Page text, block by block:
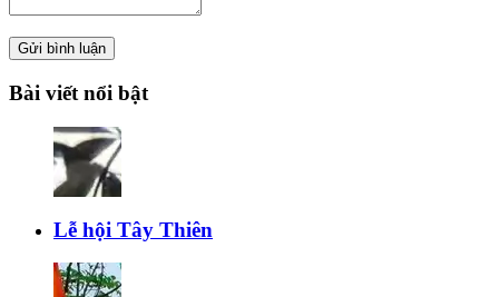
Gửi bình luận
Bài viết nổi bật
Lễ hội Tây Thiên